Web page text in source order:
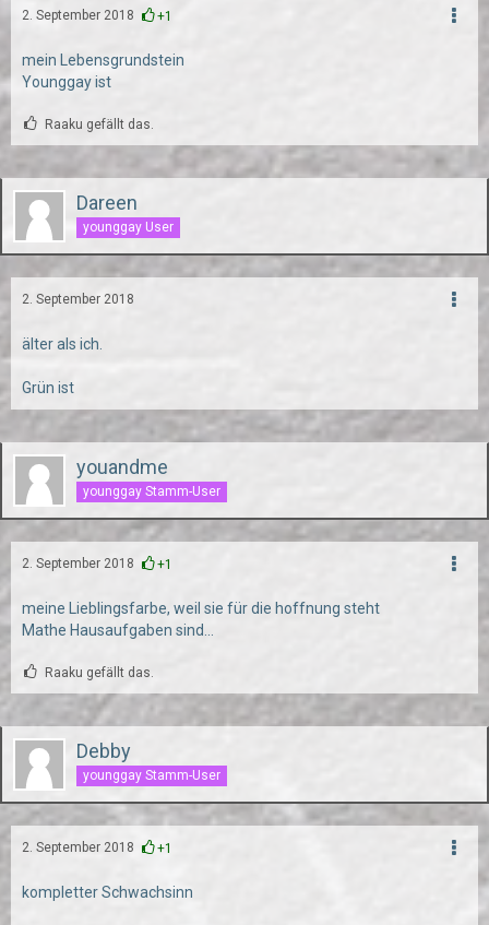
2. September 2018 +1
mein Lebensgrundstein
Younggay ist
Raaku gefällt das.
Dareen
younggay User
2. September 2018
älter als ich.
Grün ist
youandme
younggay Stamm-User
2. September 2018 +1
meine Lieblingsfarbe, weil sie für die hoffnung steht
Mathe Hausaufgaben sind...
Raaku gefällt das.
Debby
younggay Stamm-User
2. September 2018 +1
kompletter Schwachsinn